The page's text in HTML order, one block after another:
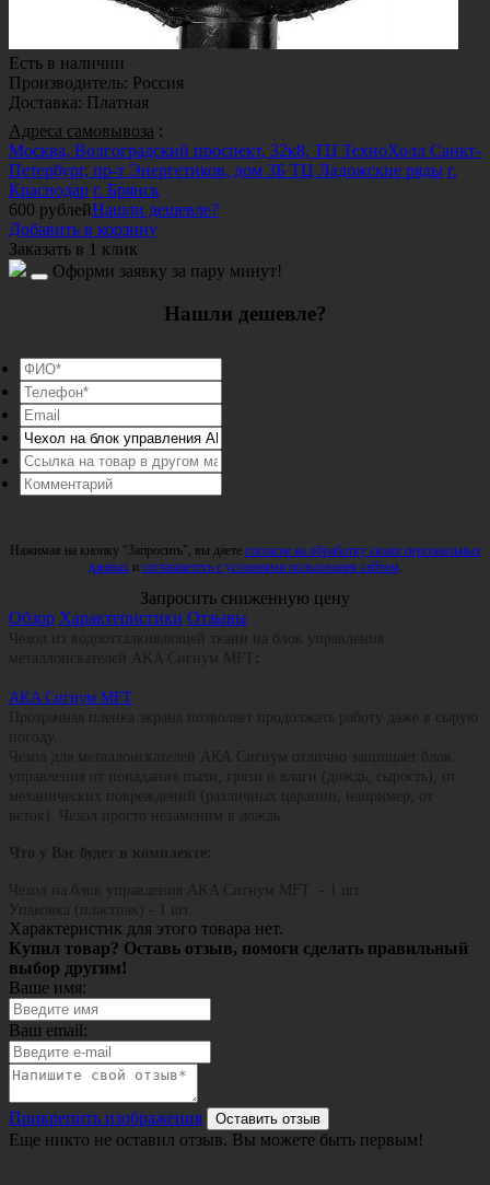
Есть в наличии
Производитель: Россия
Доставка: Платная
Адреса самовывоза :
Москва, Волгоградский проспект, 32к8, ТЦ ТехноХолл Санкт-
Петербург, пр-т Энергетиков, дом 3Б ТЦ Ладожские ряды г.
Краснодар г. Брянск
600 рублейНашли дешевле?
Добавить в корзину
Заказать в 1 клик
Оформи заявку за пару минут!
Нашли дешевле?
Нажимая на кнопку "Запросить", вы даете согласие на обработку своих персональных
данныхи соглашаетесь с условиями пользования сайтом.
Запросить сниженную цену
Обзор Характеристики Отзывы
Чехол из водоотталкивающей ткани на блок управления
металлоискателей AKA Сигнум MFT
:
AKA Сигнум MFT
Прозрачная пленка экрана позволяет продолжать работу даже в сырую
погоду.
Чехол для металлоискателей АКА Сигнум отлично защищает блок
управления от попадания пыли, грязи и влаги (дождь, сырость), от
механических повреждений (различных царапин, например, от
веток). Чехол просто незаменим в дождь.
Что у Вас будет в комплекте:
Чехол на блок управления AKA Сигнум MFT - 1 шт.
Упаковка (пластпак) - 1 шт.
Характеристик для этого товара нет.
Купил товар? Оставь отзыв, помоги сделать правильный
выбор другим!
Ваше имя:
Ваш email:
Прикрепить изображения Оставить отзыв
Еще никто не оставил отзыв. Вы можете быть первым!